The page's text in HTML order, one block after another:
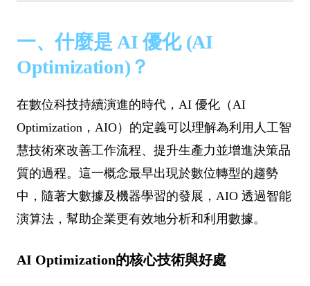
一、什麼是 AI 優化 (AI
Optimization)？
在數位科技持續演進的時代，AI 優化（AI
Optimization，AIO）的定義可以理解為利用人工智
慧技術來改善工作流程、提升生產力並增進決策品
質的過程。這一概念最早出現於數位轉型的趨勢
中，隨著大數據及機器學習的發展，AIO 透過智能
演算法，幫助企業更有效地分析和利用數據。
AI Optimization的核心技術與好處